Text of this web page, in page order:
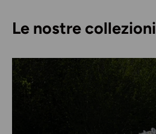
Le nostre collezioni